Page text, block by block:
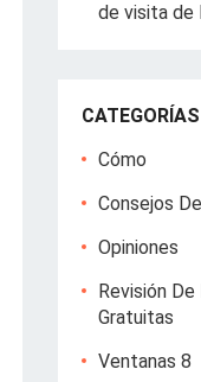
de visita de
Cómo
Consejos
Opiniones
Revisión
Gratuitas
Ventanas 8